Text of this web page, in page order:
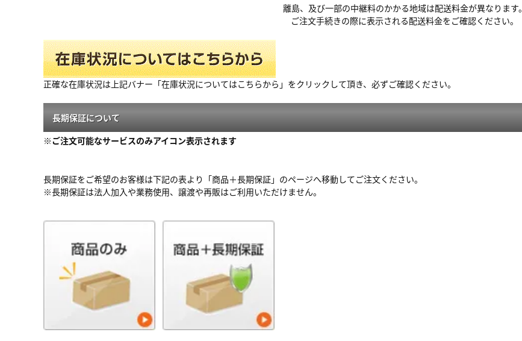
離島、及び一部の中継料のかかる地域は配送料金が異なります。
ご注文手続きの際に表示される配送料金をご確認ください。
正確な在庫状況は上記バナー「在庫状況についてはこちらから」をクリックして頂き、必ずご確認ください。
長期保証について
※ご注文可能なサービスのみアイコン表示されます
長期保証をご希望のお客様は下記の表より「商品＋長期保証」のページへ移動してご注文ください。
※長期保証は法人加入や業務使用、譲渡や再販はご利用いただけません。